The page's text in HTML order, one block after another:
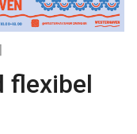
flexibel